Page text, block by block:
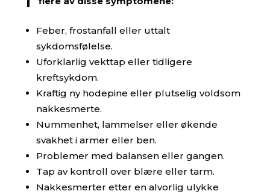
Feber, frostanfall eller uttalt
sykdomsfølelse.
Uforklarlig vekttap eller tidligere
kreftsykdom.
Kraftig ny hodepine eller plutselig voldsom
nakkesmerte.
Nummenhet, lammelser eller økende
svakhet i armer eller ben.
Problemer med balansen eller gangen.
Tap av kontroll over blære eller tarm.
Nakkesmerter etter en alvorlig ulykke